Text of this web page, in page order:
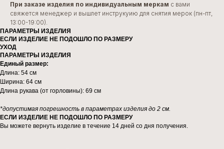
При заказе изделия по индивидуальным меркам с вами
свяжется менеджер и вышлет инструкуию для снятия мерок (пн-пт,
13:00-19:00).
ПАРАМЕТРЫ ИЗДЕЛИЯ
ЕСЛИ ИЗДЕЛИЕ НЕ ПОДОШЛО ПО РАЗМЕРУ
УХОД
ПАРАМЕТРЫ ИЗДЕЛИЯ
Единый размер:
Длина: 54 см
Ширина: 64 см
Длина рукава (от горловины): 69 см
*допустимая погрешность в параметрах изделия до 2 см.
ЕСЛИ ИЗДЕЛИЕ НЕ ПОДОШЛО ПО РАЗМЕРУ
Вы можете вернуть изделие в течение 14 дней со дня получения.